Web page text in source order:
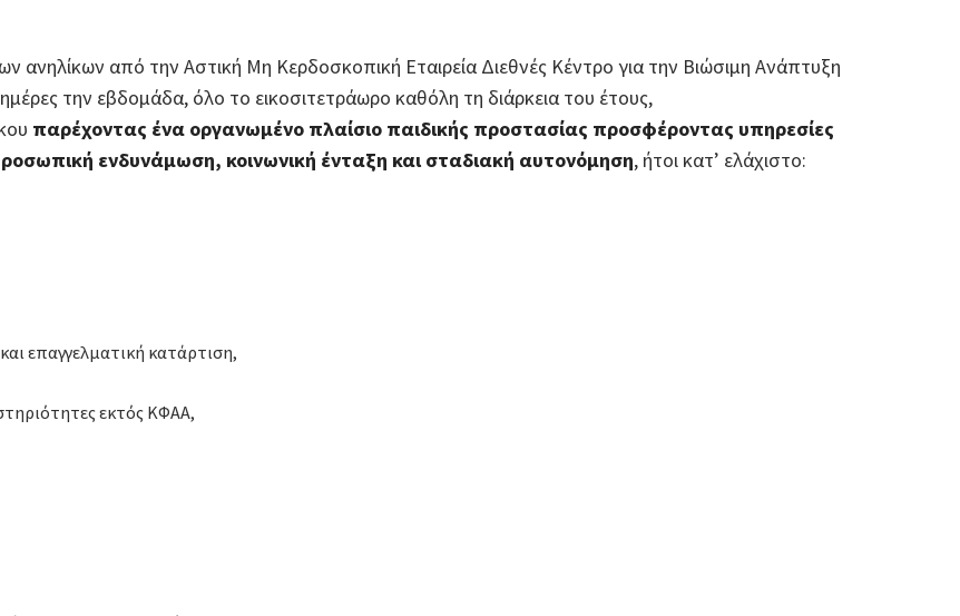
ανηλίκων από την Αστική Μη Κερδοσκοπική Εταιρεία Διεθνές Κέντρο για την Βιώσιμη Ανάπτυξη
την εβδομάδα, όλο το εικοσιτετράωρο καθόλη τη διάρκεια του έτους,
παρέχοντας ένα οργανωμένο πλαίσιο παιδικής προστασίας προσφέροντας υπηρεσίες
ενδυνάμωση, κοινωνική ένταξη και σταδιακή αυτονόμηση, ήτοι κατ’ ελάχιστο:
επαγγελματική κατάρτιση,
εκτός ΚΦΑΑ,